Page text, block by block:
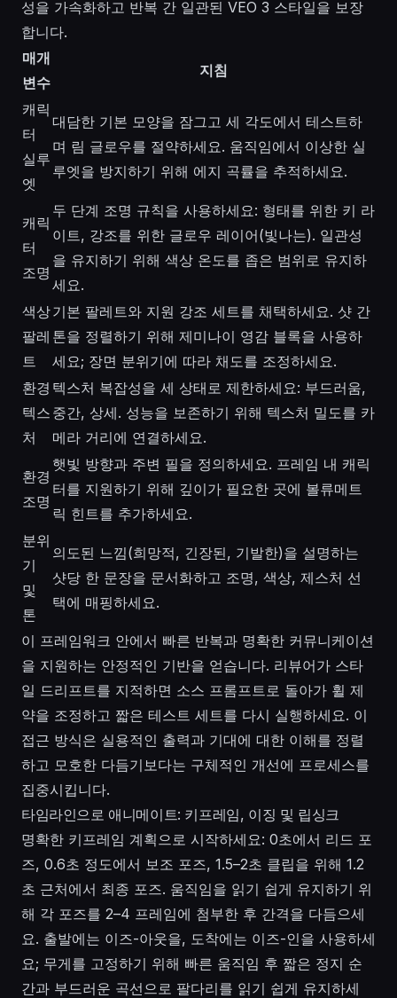
성을 가속화하고 반복 간 일관된 VEO 3 스타일을 보장
합니다.
매개
변수
지침
캐릭
터
실루
엣
대담한 기본 모양을 잠그고 세 각도에서 테스트하
며 림 글로우를 절약하세요. 움직임에서 이상한 실
루엣을 방지하기 위해 에지 곡률을 추적하세요.
캐릭
터
조명
두 단계 조명 규칙을 사용하세요: 형태를 위한 키 라
이트, 강조를 위한 글로우 레이어(빛나는). 일관성
을 유지하기 위해 색상 온도를 좁은 범위로 유지하
세요.
색상
팔레
트
기본 팔레트와 지원 강조 세트를 채택하세요. 샷 간
톤을 정렬하기 위해 제미나이 영감 블록을 사용하
세요; 장면 분위기에 따라 채도를 조정하세요.
환경
텍스
처
텍스처 복잡성을 세 상태로 제한하세요: 부드러움,
중간, 상세. 성능을 보존하기 위해 텍스처 밀도를 카
메라 거리에 연결하세요.
환경
조명
햇빛 방향과 주변 필을 정의하세요. 프레임 내 캐릭
터를 지원하기 위해 깊이가 필요한 곳에 볼류메트
릭 힌트를 추가하세요.
분위
기
및
톤
의도된 느낌(희망적, 긴장된, 기발한)을 설명하는
샷당 한 문장을 문서화하고 조명, 색상, 제스처 선
택에 매핑하세요.
이 프레임워크 안에서 빠른 반복과 명확한 커뮤니케이션
을 지원하는 안정적인 기반을 얻습니다. 리뷰어가 스타
일 드리프트를 지적하면 소스 프롬프트로 돌아가 휠 제
약을 조정하고 짧은 테스트 세트를 다시 실행하세요. 이
접근 방식은 실용적인 출력과 기대에 대한 이해를 정렬
하고 모호한 다듬기보다는 구체적인 개선에 프로세스를
집중시킵니다.
타임라인으로 애니메이트: 키프레임, 이징 및 립싱크
명확한 키프레임 계획으로 시작하세요: 0초에서 리드 포
즈, 0.6초 정도에서 보조 포즈, 1.5–2초 클립을 위해 1.2
초 근처에서 최종 포즈. 움직임을 읽기 쉽게 유지하기 위
해 각 포즈를 2–4 프레임에 첨부한 후 간격을 다듬으세
요. 출발에는 이즈-아웃을, 도착에는 이즈-인을 사용하세
요; 무게를 고정하기 위해 빠른 움직임 후 짧은 정지 순
간과 부드러운 곡선으로 팔다리를 읽기 쉽게 유지하세